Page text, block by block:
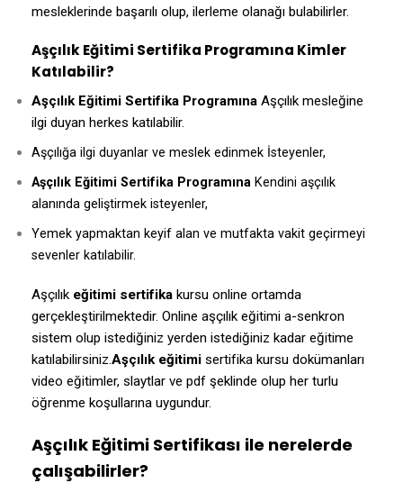
mesleklerinde başarılı olup, ilerleme olanağı bulabilirler.
Aşçılık Eğitimi Sertifika Programına Kimler
Katılabilir?
Aşçılık Eğitimi Sertifika Programına Aşçılık mesleğine
ilgi duyan herkes katılabilir.
Aşçılığa ilgi duyanlar ve meslek edinmek İsteyenler,
Aşçılık Eğitimi Sertifika Programına Kendini aşçılık
alanında geliştirmek isteyenler,
Yemek yapmaktan keyif alan ve mutfakta vakit geçirmeyi
sevenler katılabilir.
Aşçılık eğitimi sertifika kursu online ortamda
gerçekleştirilmektedir. Online aşçılık eğitimi a-senkron
sistem olup istediğiniz yerden istediğiniz kadar eğitime
katılabilirsiniz.Aşçılık eğitimi sertifika kursu dokümanları
video eğitimler, slaytlar ve pdf şeklinde olup her turlu
öğrenme koşullarına uygundur.
Aşçılık Eğitimi Sertifikası ile nerelerde
çalışabilirler?